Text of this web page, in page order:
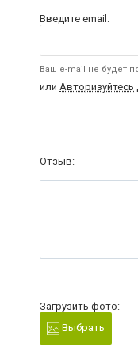
Введите email:
Ваш e-mail не будет
или Авторизуйтесь
Отзыв:
Загрузить фото:
Выбрать